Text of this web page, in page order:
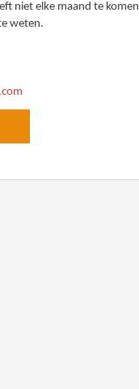
niet elke maand te komen
weten.